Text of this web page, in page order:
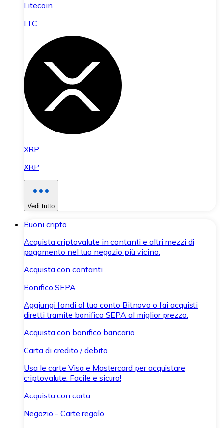
Litecoin
LTC
XRP
XRP
Vedi tutto
Buoni cripto
Acquista criptovalute in contanti e altri mezzi di
pagamento nel tuo negozio più vicino.
Acquista con contanti
Bonifico SEPA
Aggiungi fondi al tuo conto Bitnovo o fai acquisti
diretti tramite bonifico SEPA al miglior prezzo.
Acquista con bonifico bancario
Carta di credito / debito
Usa le carte Visa e Mastercard per acquistare
criptovalute. Facile e sicuro!
Acquista con carta
Negozio - Carte regalo